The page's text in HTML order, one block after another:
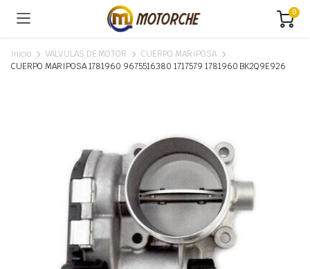
0
Inicio VALVULAS DE MOTOR
CUERPO MARIPOSA
CUERPO MARIPOSA 1781960 9675516380 1717579 1781960 BK2Q9E926